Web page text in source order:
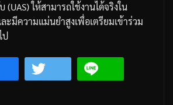
(UAS)ให้สามารถใช้งานได้จริงใน
ะมีความแม่นยำสูงเพื่อเตรียมเข้าร่วม
ป